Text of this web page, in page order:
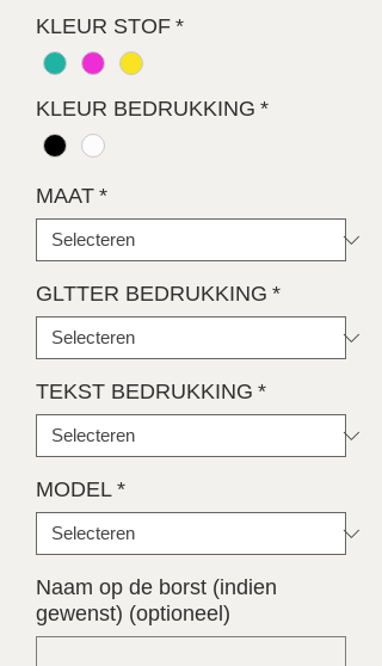
KLEUR STOF *
KLEUR BEDRUKKING *
MAAT *
GLTTER BEDRUKKING *
TEKST BEDRUKKING *
MODEL *
Naam op de borst (indien
gewenst) (optioneel)